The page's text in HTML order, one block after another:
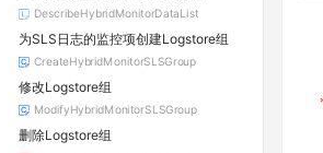
DescribeHybridMonitorDataList
为SLS日志的监控项创建Logstore组
CreateHybridMonitorSLSGroup
修改Logstore组
ModifyHybridMonitorSLSGroup
删除Logstore组